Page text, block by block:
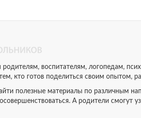
родителям, воспитателям, логопедам,
кто готов поделиться своим опытом,
полезные материалы по различным
А родители смогут